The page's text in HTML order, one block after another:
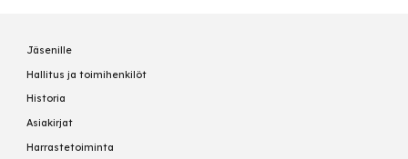
Jäsenille
Hallitus ja toimihenkilöt
Historia
Asiakirjat
Harrastetoiminta